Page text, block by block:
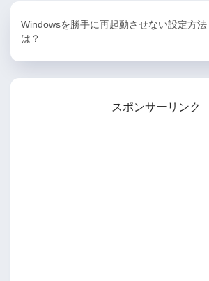
Windowsを勝手に再起動させない設定方法
は？
スポンサーリンク